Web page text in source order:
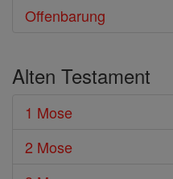
Offenbarung
Alten Testament
1 Mose
2 Mose